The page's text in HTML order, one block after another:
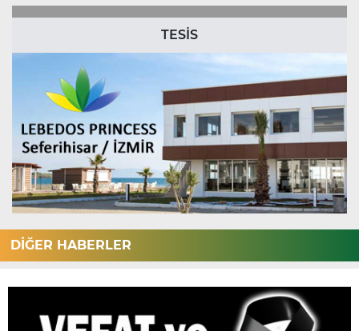
TESİS
DİĞER HABERLER